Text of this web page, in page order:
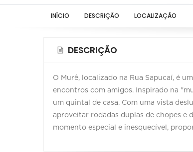
INÍCIO DESCRIÇÃO LOCALIZAÇÃO
DESCRIÇÃO
O Murê, localizado na Rua Sapucaí, é
encontros com amigos. Inspirado na
um quintal de casa. Com uma vista
aproveitar rodadas duplas de chopes e
momento especial e inesquecível,